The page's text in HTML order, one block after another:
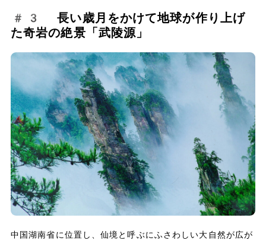
#3 長い歳月をかけて地球が作り上げ
た奇岩の絶景「武陵源」
中国湖南省に位置し、仙境と呼ぶにふさわしい大自然が広が